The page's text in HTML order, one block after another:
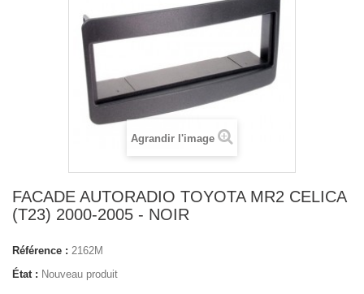
Agrandir l'image
FACADE AUTORADIO TOYOTA MR2 CELICA
(T23) 2000-2005 - NOIR
Référence : 2162M
État : Nouveau produit